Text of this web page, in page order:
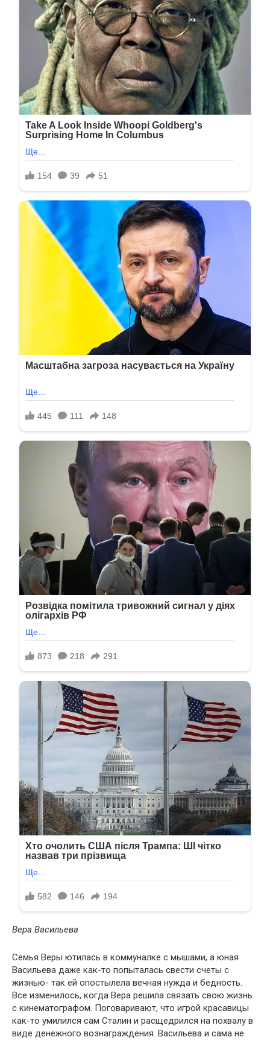
Вера Васильева
Семья Веры ютилась в коммуналке с мышами, а юная
Васильева даже как-то попыталась свести счеты с
жизнью- так ей опостылела вечная нужда и бедность.
Все изменилось, когда Вера решила связать свою жизнь
с кинематографом. Поговаривают, что игрой красавицы
как-то умилился сам Сталин и расщедрился на похвалу в
виде денежного вознаграждения. Васильева и сама не